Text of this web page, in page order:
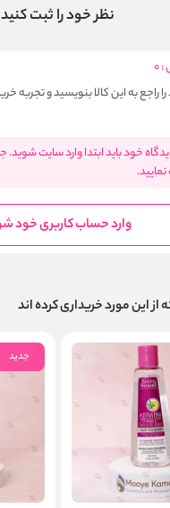
نظر خود را ثبت کنید
0
راجع به این کالا بنویسید و تجربه
خود باید ابتدا وارد سایت
وارد حساب کاربری خود
از این مورد خریداری کرده اند
جدید